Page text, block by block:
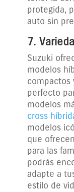
protegida,
auto sin
7.
Suzuki
modelos
compactos
perfecto
modelos
cross
modelos
que
para las
podrás
adapte a
estilo de